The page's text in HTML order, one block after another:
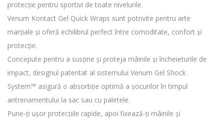
protecție pentru sportivi de toate nivelurile.
Venum Kontact Gel Quick Wraps sunt potrivite pentru arte
marțiale și oferă echilibrul perfect între comoditate, confort și
protecție.
Concepute pentru a susține și proteja mâinile și încheieturile de
impact, designul patentat al sistemului Venum Gel Shock
System™ asigură o absorbție optimă a șocurilor în timpul
antrenamentului la sac sau cu paletele.
Pune-ți ușor protecțiile rapide, apoi fixează-ți mâinile și